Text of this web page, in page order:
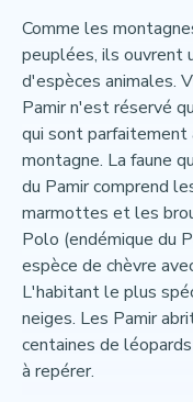
Comme les
peuplées, ils ouvrent
d'espèces animales.
Pamir n'est réservé
qui sont parfaitement
montagne. La faune
du Pamir comprend
marmottes et les
Polo (endémique du
espèce de chèvre
L'habitant le plus
neiges. Les Pamir
centaines de
à repérer.